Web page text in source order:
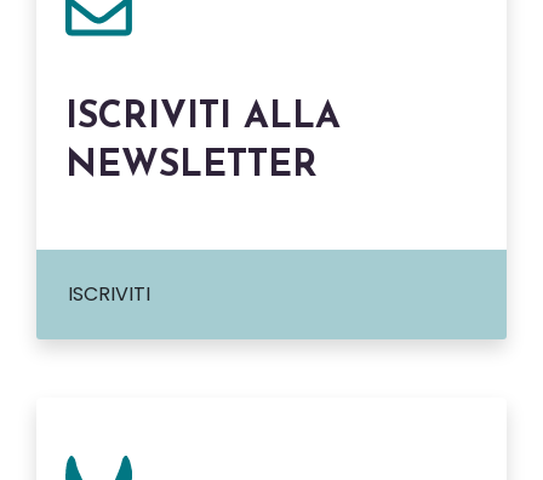
ISCRIVITI ALLA
NEWSLETTER
ISCRIVITI